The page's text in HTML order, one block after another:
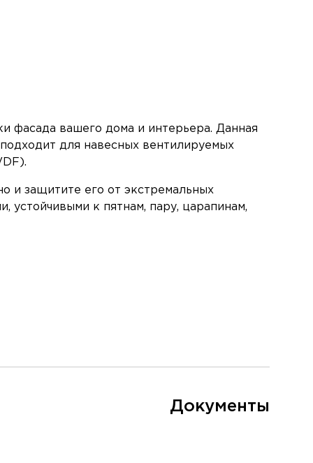
фасада вашего дома и интерьера. Данная
для навесных вентилируемых
и защитите его от экстремальных
устойчивыми к пятнам, пару, царапинам,
Документы